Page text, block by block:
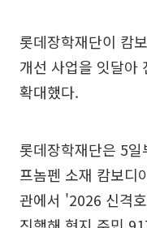
롯데장학재단이 캄
개선 사업을 잇달아
확대했다.
롯데장학재단은 5
프놈펜 소재 캄보디
관에서 '2026 신격